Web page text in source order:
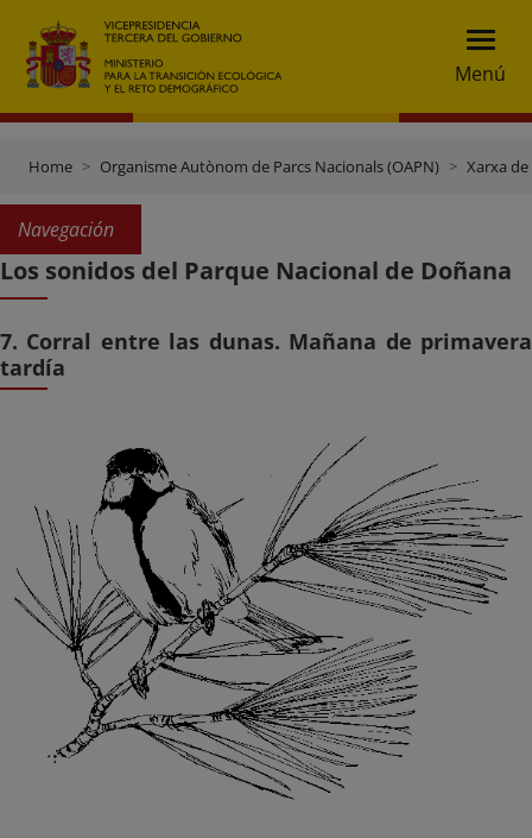
Menú
Home Organisme Autònom de Parcs Nacionals (OAPN) Xarxa
Navegación
Los sonidos del Parque Nacional de Doñana
7. Corral entre las dunas. Mañana de primavera
tardía